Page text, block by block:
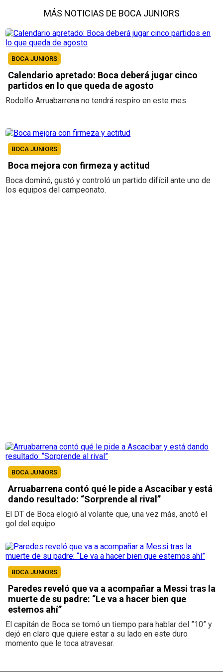
MÁS NOTICIAS DE BOCA JUNIORS
BOCA JUNIORS
Calendario apretado: Boca deberá jugar cinco
partidos en lo que queda de agosto
Rodolfo Arruabarrena no tendrá respiro en este mes.
BOCA JUNIORS
Boca mejora con firmeza y actitud
Boca dominó, gustó y controló un partido difícil ante uno de
los equipos del campeonato.
BOCA JUNIORS
Arruabarrena contó qué le pide a Ascacibar y está
dando resultado: “Sorprende al rival”
El DT de Boca elogió al volante que, una vez más, anotó el
gol del equipo.
BOCA JUNIORS
Paredes reveló que va a acompañar a Messi tras la
muerte de su padre: “Le va a hacer bien que
estemos ahí”
El capitán de Boca se tomó un tiempo para hablar del ”10” y
dejó en claro que quiere estar a su lado en este duro
momento que le toca atravesar.